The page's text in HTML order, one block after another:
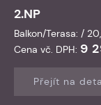
2.NP
Balkon/Terasa: /
Cena vč. DPH: 9
Přejít na